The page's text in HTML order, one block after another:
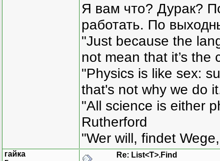
Я вам что? Дурак?
работать. По
"Just because the
not mean that it’s the
"Physics is like sex:
that's not why we do
"All science is either
Rutherford
"Wer will, findet
гайка Re: List<T>.Find